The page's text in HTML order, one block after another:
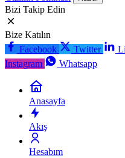
Bizi Takip Edin
Bize Katılın
Facebook
Twitter
Instagram
Whatsapp
Anasayfa
Akış
Hesabım